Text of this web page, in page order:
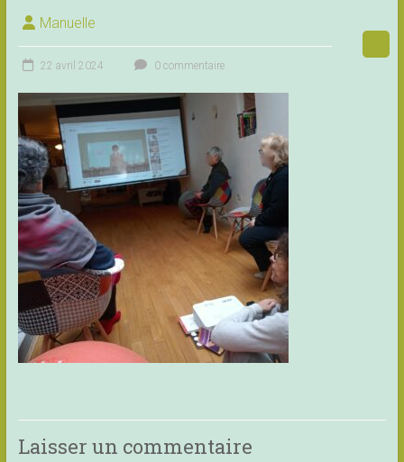
Manuelle
22 avril 2024 0 commentaire
Laisser un commentaire